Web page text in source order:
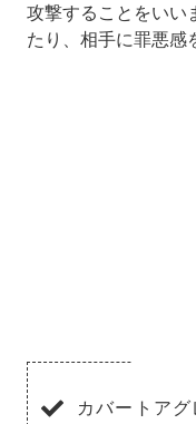
攻撃することをいい
たり、相手に罪悪感
カバートア